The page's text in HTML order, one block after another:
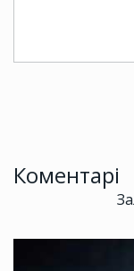
Коментарі